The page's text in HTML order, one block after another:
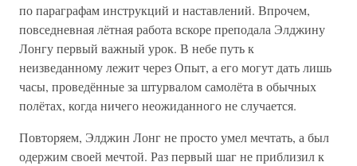
по параграфам инструкций и наставлений. Впрочем,
повседневная лётная работа вскоре преподала Элджину
Лонгу первый важный урок. В небе путь к
неизведанному лежит через Опыт, а его могут дать лишь
часы, проведённые за штурвалом самолёта в обычных
полётах, когда ничего неожиданного не случается.
Повторяем, Элджин Лонг не просто умел мечтать, а был
одержим своей мечтой. Раз первый шаг не приблизил к